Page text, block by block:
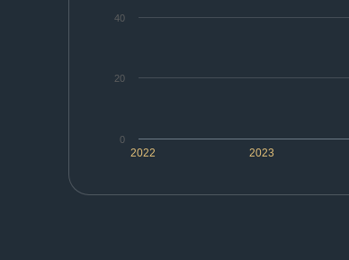
2022 2023
0
20
40